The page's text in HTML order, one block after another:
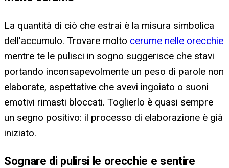
La quantità di ciò che estrai è la misura simbolica
dell'accumulo. Trovare molto cerume nelle orecchie
mentre te le pulisci in sogno suggerisce che stavi
portando inconsapevolmente un peso di parole non
elaborate, aspettative che avevi ingoiato o suoni
emotivi rimasti bloccati. Toglierlo è quasi sempre
un segno positivo: il processo di elaborazione è già
iniziato.
Sognare di pulirsi le orecchie e sentire